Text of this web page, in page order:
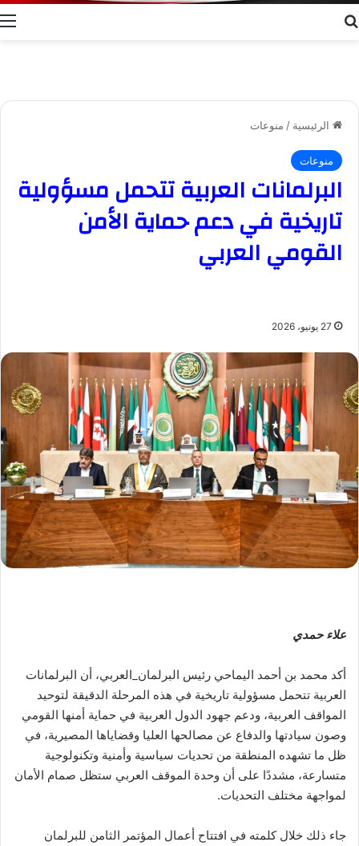
الرئيسية / منوعات
منوعات
البرلمانات العربية تتحمل مسؤولية
تاريخية في دعم حماية الأمن
القومي العربي
27 يونيو، 2026
علاء حمدي
أكد محمد بن أحمد اليماحي رئيس البرلمان_العربي، أن البرلمانات
العربية تتحمل مسؤولية تاريخية في هذه المرحلة الدقيقة لتوحيد
المواقف العربية، ودعم جهود الدول العربية في حماية أمنها القومي
وصون سيادتها والدفاع عن مصالحها العليا وقضاياها المصيرية، في
ظل ما تشهده المنطقة من تحديات سياسية وأمنية وتكنولوجية
متسارعة، مشددًا على أن وحدة الموقف العربي ستظل صمام الأمان
لمواجهة مختلف التحديات.
جاء ذلك خلال كلمته في افتتاح أعمال المؤتمر الثامن للبرلمان